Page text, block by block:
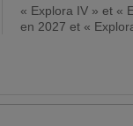
« Explora IV » et «
en 2027 et «